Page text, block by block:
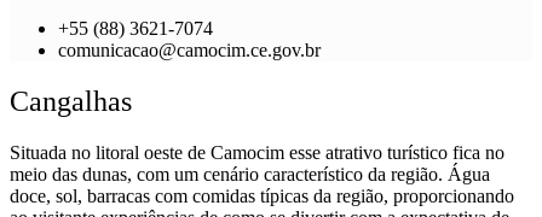
+55 (88) 3621-7074
comunicacao@camocim.ce.gov.br
Cangalhas
Situada no litoral oeste de Camocim esse atrativo turístico fica no
meio das dunas, com um cenário característico da região. Água
doce, sol, barracas com comidas típicas da região, proporcionando